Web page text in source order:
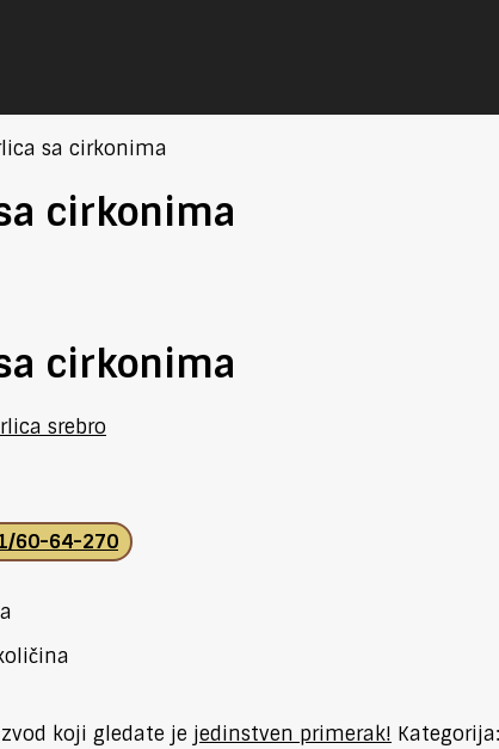
sa cirkonima
cirkonima
cirkonima
srebro
60-64-270
koji gledate je jedinstven primerak! Kategorija: